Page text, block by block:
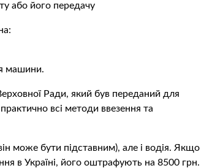
або його передачу
машини.
Ради, який був переданий для
всі методи ввезення та
може бути підставним), але і водія. Якщо
в Україні, його оштрафують на 8500 грн.